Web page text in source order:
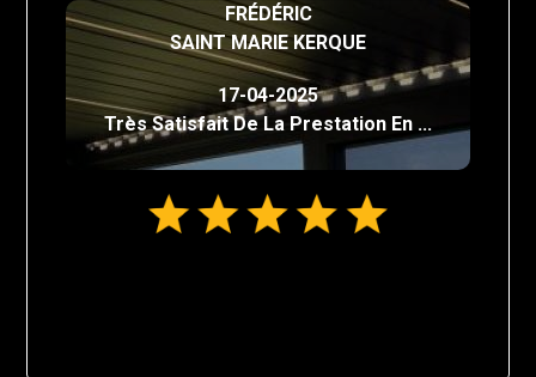
FRÉDÉRIC
SAINT MARIE KERQUE
17-04-2025
Très Satisfait De La Prestation En ...